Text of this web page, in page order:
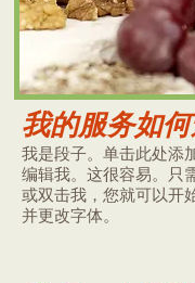
我的服务如
我是段子。单击此处添
编辑我。这很容易。只
或双击我，您就可以开
并更改字体。